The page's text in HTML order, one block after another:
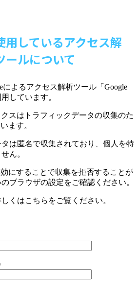
用しているアクセス解
ールについて
によるアクセス解析ツール「 Google
しています。
スはトラフィックデータの収集のた
ます。
は匿名で収集されており、個人を特
ん。
にすることで収集を拒否することが
ブラウザの設定をご確認ください。
くはこちらをご覧ください。